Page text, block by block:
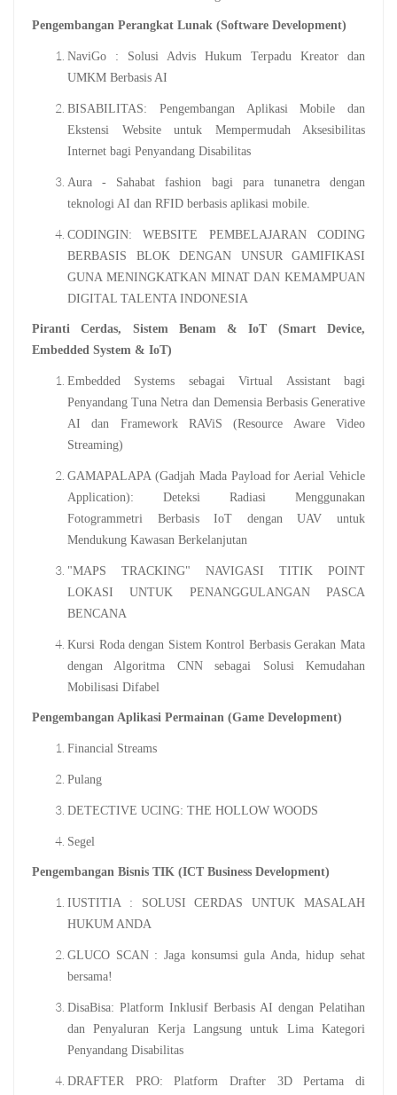
Pengembangan Perangkat Lunak (Software Development)
NaviGo : Solusi Advis Hukum Terpadu Kreator dan
UMKM Berbasis AI
BISABILITAS: Pengembangan Aplikasi Mobile dan
Ekstensi Website untuk Mempermudah Aksesibilitas
Internet bagi Penyandang Disabilitas
Aura - Sahabat fashion bagi para tunanetra dengan
teknologi AI dan RFID berbasis aplikasi mobile.
CODINGIN: WEBSITE PEMBELAJARAN CODING
BERBASIS BLOK DENGAN UNSUR GAMIFIKASI
GUNA MENINGKATKAN MINAT DAN KEMAMPUAN
DIGITAL TALENTA INDONESIA
Piranti Cerdas, Sistem Benam & IoT (Smart Device,
Embedded System & IoT)
Embedded Systems sebagai Virtual Assistant bagi
Penyandang Tuna Netra dan Demensia Berbasis Generative
AI dan Framework RAViS (Resource Aware Video
Streaming)
GAMAPALAPA (Gadjah Mada Payload for Aerial Vehicle
Application): Deteksi Radiasi Menggunakan
Fotogrammetri Berbasis IoT dengan UAV untuk
Mendukung Kawasan Berkelanjutan
"MAPS TRACKING" NAVIGASI TITIK POINT
LOKASI UNTUK PENANGGULANGAN PASCA
BENCANA
Kursi Roda dengan Sistem Kontrol Berbasis Gerakan Mata
dengan Algoritma CNN sebagai Solusi Kemudahan
Mobilisasi Difabel
Pengembangan Aplikasi Permainan (Game Development)
Financial Streams
Pulang
DETECTIVE UCING: THE HOLLOW WOODS
Segel
Pengembangan Bisnis TIK (ICT Business Development)
IUSTITIA : SOLUSI CERDAS UNTUK MASALAH
HUKUM ANDA
GLUCO SCAN : Jaga konsumsi gula Anda, hidup sehat
bersama!
DisaBisa: Platform Inklusif Berbasis AI dengan Pelatihan
dan Penyaluran Kerja Langsung untuk Lima Kategori
Penyandang Disabilitas
DRAFTER PRO: Platform Drafter 3D Pertama di